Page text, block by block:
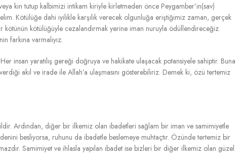
kin tutup kalbimizi intikam kiriyle kirletmeden önce Peygamber’in(sav)
Kötülüğe dahi iyilikle karşılık verecek olgunluğa eriştiğimiz zaman, gerçek
kötünün kötülüğüyle cezalandırmak yerine iman nuruyla ödüllendireceğiz.
farkına varmalıyız.
insan yaratılış gereği doğruya ve hakikate ulaşacak potansiyele sahiptir. Buna
akıl ve irade ile Allah’a ulaşmasını gösterebiliriz. Demek ki, özü tertemiz
Ardından, diğer bir ilkemiz olan ibadetleri sağlam bir iman ve samimiyetle
besliyorsa, ruhunu da ibadetle beslemeye muhtaçtır. Özünde tertemiz bir
Samimiyet ve ihlasla yapılan ibadet ise bizleri bir diğer ilkemiz olan güzel